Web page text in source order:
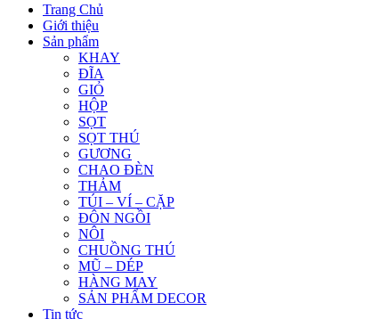
Trang Chủ
Giới thiệu
Sản phẩm
KHAY
ĐĨA
GIỎ
HỘP
SỌT
SỌT THÚ
GƯƠNG
CHAO ĐÈN
THẢM
TÚI – VÍ – CẶP
ĐÔN NGỒI
NÔI
CHUỒNG THÚ
MŨ – DÉP
HÀNG MAY
SẢN PHẨM DECOR
Tin tức